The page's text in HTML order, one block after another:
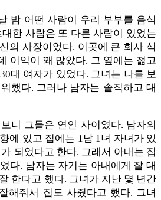
밤 어떤 사람이 우리 부부를 음식
한 사람은 또 다른 사람이 있었는
의 사장이었다. 이곳에 큰 회사 식
이익이 꽤 많았다. 그 옆에는 젊고
대 여자가 있었다. 그녀는 나를 보
했다. 그러나 남자는 솔직하고 대
니 그들은 연인 사이였다. 남자의
에 있고 집에는 1남 1녀 자녀가 있
되었다고 한다. 그래서 아내는 집
다. 남자는 자기는 아내에게 잘 대
한다고 했다. 그녀가 지난 몇 년간
해줘서 집도 사줬다고 했다. 그녀